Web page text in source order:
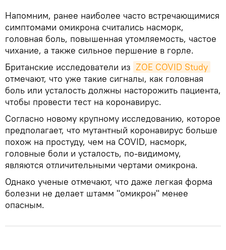
Напомним, ранее наиболее часто встречающимися
симптомами омикрона считались насморк,
головная боль, повышенная утомляемость, частое
чихание, а также сильное першение в горле.
Британские исследователи из ZOE COVID Study
отмечают, что уже такие сигналы, как головная
боль или усталость должны насторожить пациента,
чтобы провести тест на коронавирус.
Согласно новому крупному исследованию, которое
предполагает, что мутантный коронавирус больше
похож на простуду, чем на COVID, насморк,
головные боли и усталость, по-видимому,
являются отличительными чертами омикрона.
Однако ученые отмечают, что даже легкая форма
болезни не делает штамм "омикрон" менее
опасным.